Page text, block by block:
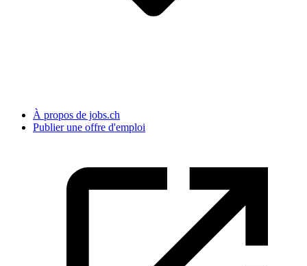
À propos de jobs.ch
Publier une offre d'emploi